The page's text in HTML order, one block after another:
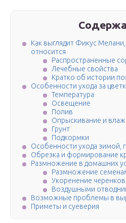
Как выглядит Фикус
относится
Распространенные
Лечебные свойства
Кратко об истории
Особенности ухода за
Температура
Освещение
Полив
Опрыскивание и
Грунт
Подкормки
Особенности ухода зимой,
Обрезка и формирование
Размножение в домашних
Размножение
Укоренение черенков
Воздушными
Возможные проблемы в
Приметы и суеверия